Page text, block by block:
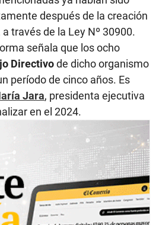
después de la creación
a través de la Ley Nº 30900.
señala que los ocho
Directivode dicho organismo
período de cinco años. Es
Jara, presidenta ejecutiva
en el 2024.